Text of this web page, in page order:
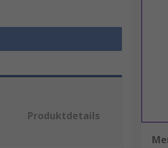
Produktdetails